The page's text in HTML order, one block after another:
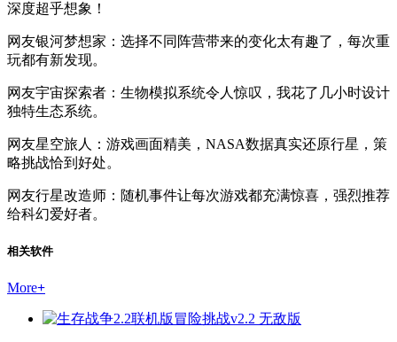
深度超乎想象！
网友银河梦想家：选择不同阵营带来的变化太有趣了，每次重
玩都有新发现。
网友宇宙探索者：生物模拟系统令人惊叹，我花了几小时设计
独特生态系统。
网友星空旅人：游戏画面精美，NASA数据真实还原行星，策
略挑战恰到好处。
网友行星改造师：随机事件让每次游戏都充满惊喜，强烈推荐
给科幻爱好者。
相关软件
More+